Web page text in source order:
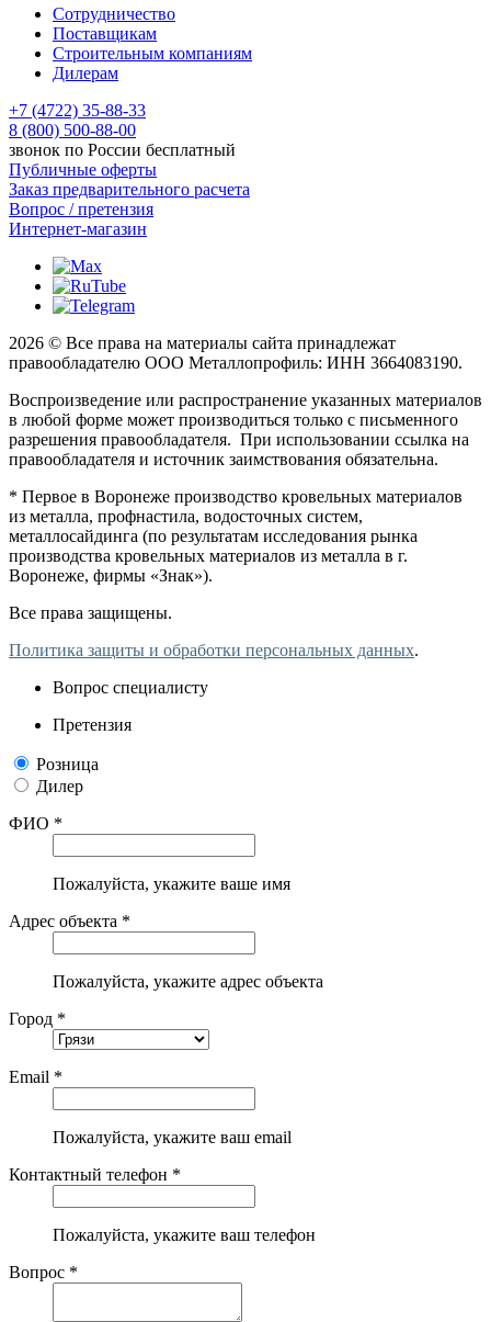
Сотрудничество
Поставщикам
Строительным компаниям
Дилерам
+7 (4722) 35-88-33
8 (800) 500-88-00
звонок по России бесплатный
Публичные оферты
Заказ предварительного расчета
Вопрос / претензия
Интернет-магазин
2026 © Все права на материалы сайта принадлежат
правообладателю ООО Металлопрофиль: ИНН 3664083190.
Воспроизведение или распространение указанных материалов
в любой форме может производиться только с письменного
разрешения правообладателя. При использовании ссылка на
правообладателя и источник заимствования обязательна.
* Первое в Воронеже производство кровельных материалов
из металла, профнастила, водосточных систем,
металлосайдинга (по результатам исследования рынка
производства кровельных материалов из металла в г.
Воронеже, фирмы «Знак»).
Все права защищены.
Политика защиты и обработки персональных данных.
Вопрос специалисту
Претензия
Розница
Дилер
ФИО *
Пожалуйста, укажите ваше имя
Адрес объекта *
Пожалуйста, укажите адрес объекта
Город *
Email *
Пожалуйста, укажите ваш email
Контактный телефон *
Пожалуйста, укажите ваш телефон
Вопрос *